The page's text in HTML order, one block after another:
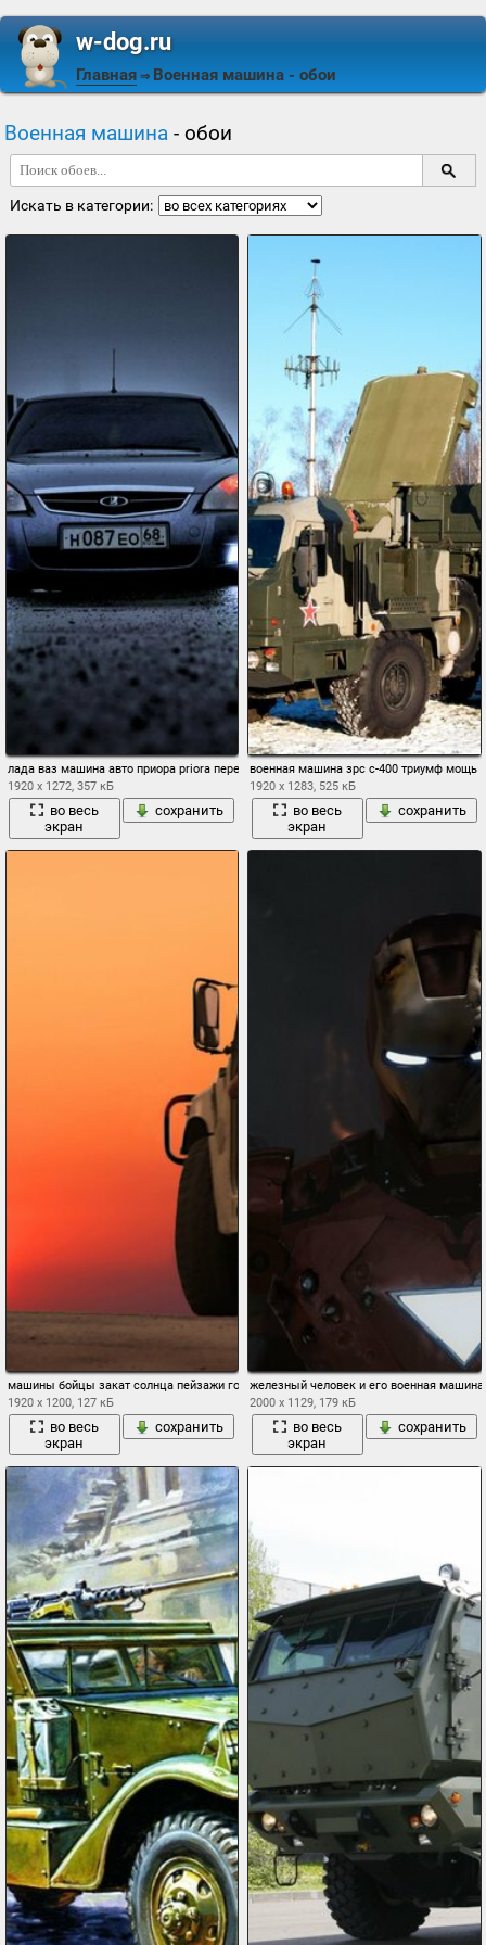
w-dog.ru
Главная ⇒ Военная машина - обои
Военная машина - обои
Искать в категории:
лада ваз машина авто приора priora перед фары оптика
1920 x 1272, 357 кБ
во весь
экран
сохранить
военная машина зрс с-400 триумф мощь
1920 x 1283, 525 кБ
во весь
экран
сохранить
машины бойцы закат солнца пейзажи горизонт война дорога
1920 x 1200, 127 кБ
во весь
экран
сохранить
железный человек и его военная
2000 x 1129, 179 кБ
во весь
экран
сохранить